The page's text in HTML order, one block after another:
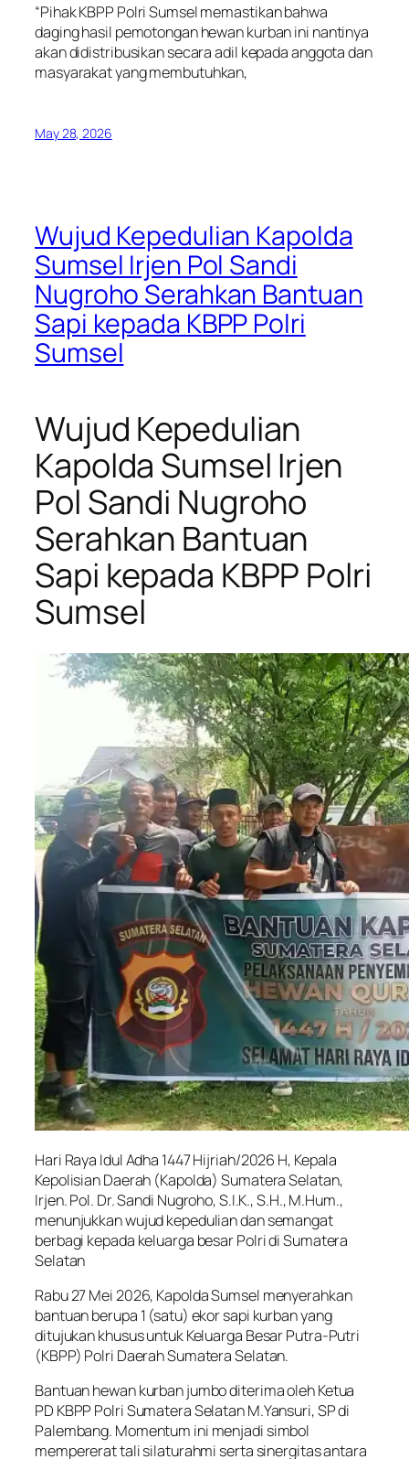
“Pihak KBPP Polri Sumsel memastikan bahwa
daging hasil pemotongan hewan kurban ini nantinya
akan didistribusikan secara adil kepada anggota dan
masyarakat yang membutuhkan,
May 28, 2026
Wujud Kepedulian Kapolda
Sumsel Irjen Pol Sandi
Nugroho Serahkan Bantuan
Sapi kepada KBPP Polri
Sumsel
Wujud Kepedulian
Kapolda Sumsel Irjen
Pol Sandi Nugroho
Serahkan Bantuan
Sapi kepada KBPP Polri
Sumsel
Hari Raya Idul Adha 1447 Hijriah/2026 H, Kepala
Kepolisian Daerah (Kapolda) Sumatera Selatan,
Irjen. Pol. Dr. Sandi Nugroho, S.I.K., S.H., M.Hum.,
menunjukkan wujud kepedulian dan semangat
berbagi kepada keluarga besar Polri di Sumatera
Selatan
Rabu 27 Mei 2026, Kapolda Sumsel menyerahkan
bantuan berupa 1 (satu) ekor sapi kurban yang
ditujukan khusus untuk Keluarga Besar Putra-Putri
(KBPP) Polri Daerah Sumatera Selatan.
Bantuan hewan kurban jumbo diterima oleh Ketua
PD KBPP Polri Sumatera Selatan M.Yansuri, SP di
Palembang. Momentum ini menjadi simbol
mempererat tali silaturahmi serta sinergitas antara